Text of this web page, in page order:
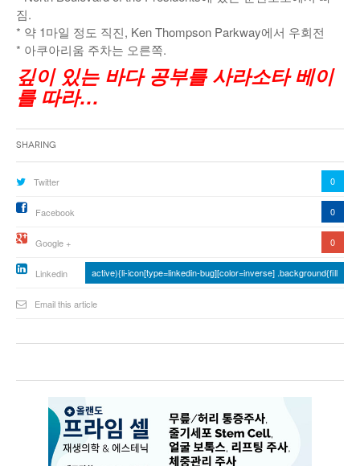
짐.
* 약 1마일 정도 직진, Ken Thompson Parkway에서 우회전
* 아쿠아리움 주차는 오른쪽.
깊이 있는 바다 공부를 사라소타 베이
를 따라…
Sharing
Twitter 0
Facebook 0
Google + 0
Linkedin active){li-icon[type=linkedin-bug][color=inverse] .background{fill
Email this article